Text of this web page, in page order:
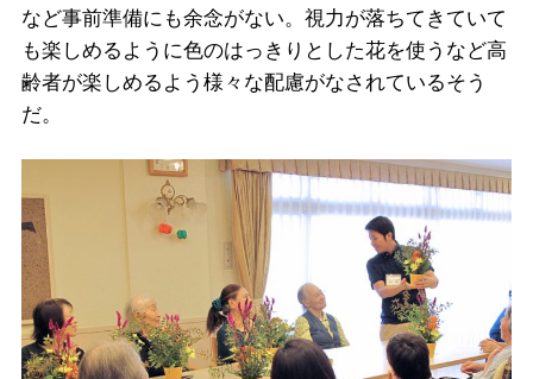
など事前準備にも余念がない。視力が落ちてきていて
も楽しめるように色のはっきりとした花を使うなど高
齢者が楽しめるよう様々な配慮がなされているそう
だ。